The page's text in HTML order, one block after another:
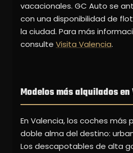
vacacionales. GC Auto se
con una disponibilidad de
la ciudad. Para más
consulte Visita Valencia.
Modelos más alquilados
En Valencia, los coches más
doble alma del destino:
Los descapotables de alta